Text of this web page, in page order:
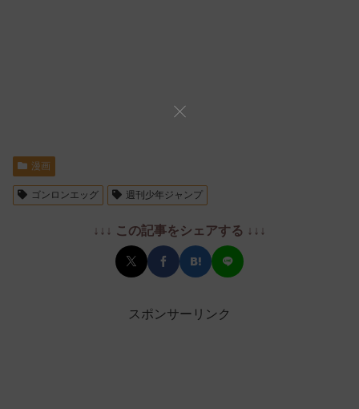
漫画
ゴンロンエッグ 週刊少年ジャンプ
↓↓↓ この記事をシェアする ↓↓↓
スポンサーリンク